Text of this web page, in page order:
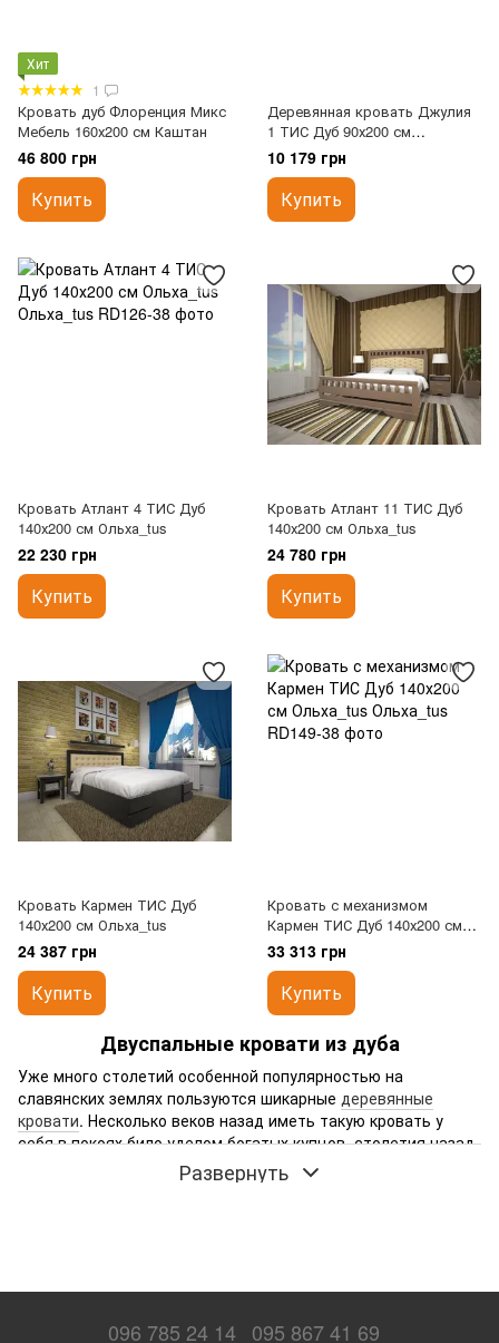
Хит
1
Кровать дуб Флоренция Микс
Мебель 160х200 см Каштан
46 800 грн
Купить
Деревянная кровать Джулия
1 ТИС Дуб 90х200 см
Ольха_tus
10 179 грн
Купить
Кровать Атлант 4 ТИС Дуб
140х200 см Ольха_tus
22 230 грн
Купить
Кровать Атлант 11 ТИС Дуб
140х200 см Ольха_tus
24 780 грн
Купить
Кровать Кармен ТИС Дуб
140х200 см Ольха_tus
24 387 грн
Купить
Кровать с механизмом
Кармен ТИС Дуб 140х200 см
Ольха_tus
33 313 грн
Купить
Двуспальные кровати из дуба
Уже много столетий особенной популярностью на
славянских землях пользуются шикарные деревянные
кровати. Несколько веков назад иметь такую кровать у
себя в покоях било уделом богатых купцов, столетия назад
такие спальные места были в почете среди аристократов.
Но сейчас эта часть домашнего интерьера доступна почти
Развернуть
096 785 24 14 095 867 41 69